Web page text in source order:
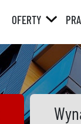
OFERTY
RYNEK
PIERWOTNY